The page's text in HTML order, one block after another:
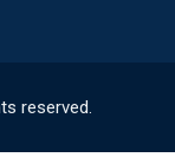
reserved.